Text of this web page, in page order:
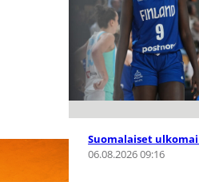
Suomalaiset
06.08.2026 09:16